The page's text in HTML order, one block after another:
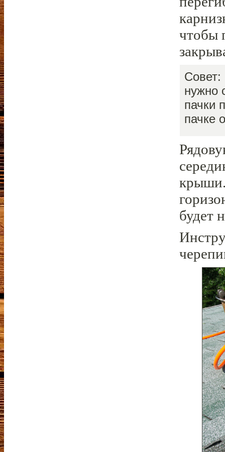
чтобы
нужно
пачки
пачке
крыши.
будет